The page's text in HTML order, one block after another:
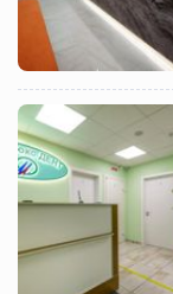
Назад